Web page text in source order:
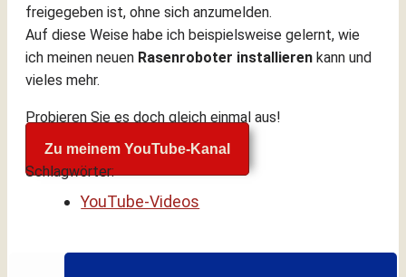
freigegeben ist, ohne sich anzumelden.
Auf diese Weise habe ich beispielsweise gelernt, wie
ich meinen neuen Rasenroboter installieren kann und
vieles mehr.
Probieren Sie es doch gleich einmal aus!
Zu meinem YouTube-Kanal
Schlagwörter:
YouTube-Videos